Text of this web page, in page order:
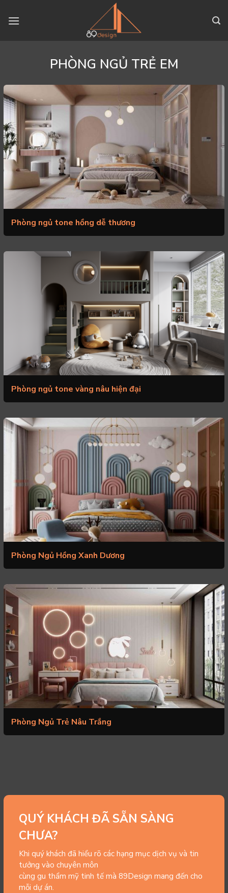
PHÒNG NGỦ TRẺ EM
Phòng ngủ tone hồng dễ thương
Phòng ngủ tone vàng nâu hiện đại
Phòng Ngủ Hồng Xanh Dương
Phòng Ngủ Trẻ Nâu Trắng
QUÝ KHÁCH ĐÃ SẴN SÀNG
CHƯA?
Khi quý khách đã hiểu rõ các hạng mục dịch vụ và tin
tưởng vào chuyên môn
cùng gu thẩm mỹ tinh tế mà 89Design mang đến cho
mỗi dự án.